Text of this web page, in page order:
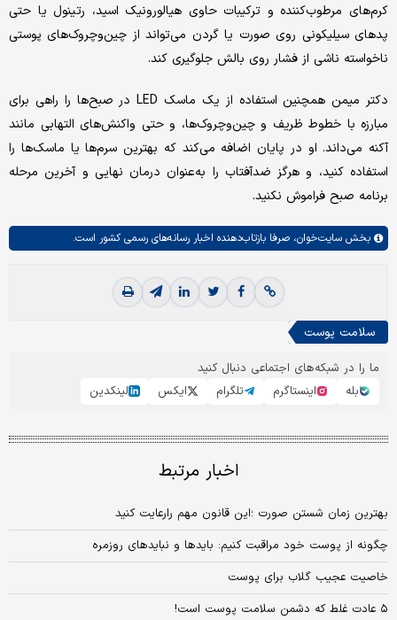
کرم‌های مرطوب‌کننده و ترکیبات حاوی هیالورونیک اسید، رتینول یا حتی
پد‌های سیلیکونی روی صورت یا گردن می‌تواند از چین‌و‌چروک‌های پوستی
ناخواسته ناشی از فشار روی بالش جلوگیری کند.
دکتر میمن همچنین استفاده از یک ماسک LED در صبح‌ها را راهی برای
مبارزه با خطوط ظریف و چین‌و‌چروک‌ها، و حتی واکنش‌های التهابی مانند
آکنه می‌داند. او در پایان اضافه می‌کند که بهترین سرم‌ها یا ماسک‌ها را
استفاده کنید، و هرگز ضدآفتاب را به‌عنوان درمان نهایی و آخرین مرحله
برنامه صبح فراموش نکنید.
بخش سایت‌خوان، صرفا بازتاب‌دهنده اخبار رسانه‌های رسمی کشور است.
سلامت پوست
ما را در شبکه‌های اجتماعی دنبال کنید
بله
اینستاگرم تلگرام ایکس لینکدین
اخبار مرتبط
بهترین زمان شستن صورت ؛این قانون مهم رارعایت کنید
چگونه از پوست خود مراقبت کنیم: بایدها و نبایدهای روزمره
خاصیت عجیب گلاب برای پوست
۵ عادت غلط که دشمن سلامت پوست است!